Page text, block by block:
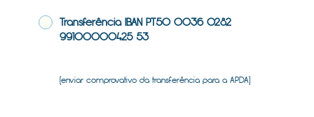
Transferência IBAN PT50 0036 0282
99100000425 53
(enviar comprovativo da transferência para a APDA)